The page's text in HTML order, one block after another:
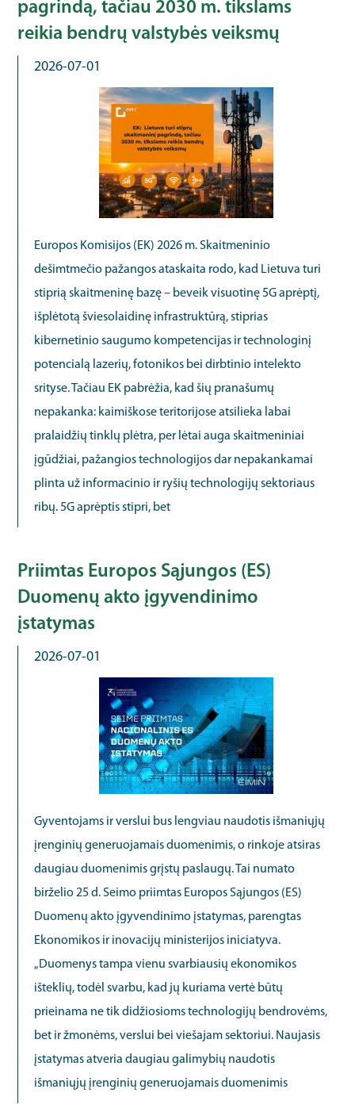
pagrindą, tačiau 2030 m. tikslams
reikia bendrų valstybės veiksmų
2026-07-01
Europos Komisijos (EK) 2026 m. Skaitmeninio
dešimtmečio pažangos ataskaita rodo, kad Lietuva turi
stiprią skaitmeninę bazę – beveik visuotinę 5G aprėptį,
išplėtotą šviesolaidinę infrastruktūrą, stiprias
kibernetinio saugumo kompetencijas ir technologinį
potencialą lazerių, fotonikos bei dirbtinio intelekto
srityse. Tačiau EK pabrėžia, kad šių pranašumų
nepakanka: kaimiškose teritorijose atsilieka labai
pralaidžių tinklų plėtra, per lėtai auga skaitmeniniai
įgūdžiai, pažangios technologijos dar nepakankamai
plinta už informacinio ir ryšių technologijų sektoriaus
ribų. 5G aprėptis stipri, bet
Priimtas Europos Sąjungos (ES)
Duomenų akto įgyvendinimo
įstatymas
2026-07-01
Gyventojams ir verslui bus lengviau naudotis išmaniųjų
įrenginių generuojamais duomenimis, o rinkoje atsiras
daugiau duomenimis grįstų paslaugų. Tai numato
birželio 25 d. Seimo priimtas Europos Sąjungos (ES)
Duomenų akto įgyvendinimo įstatymas, parengtas
Ekonomikos ir inovacijų ministerijos iniciatyva.
„Duomenys tampa vienu svarbiausių ekonomikos
išteklių, todėl svarbu, kad jų kuriama vertė būtų
prieinama ne tik didžiosioms technologijų bendrovėms,
bet ir žmonėms, verslui bei viešajam sektoriui. Naujasis
įstatymas atveria daugiau galimybių naudotis
išmaniųjų įrenginių generuojamais duomenimis